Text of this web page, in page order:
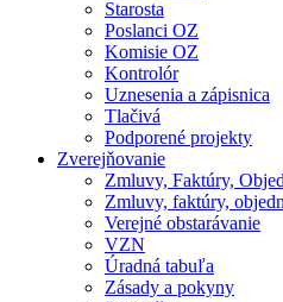
Starosta
Poslanci OZ
Komisie OZ
Kontrolór
Uznesenia a zápisnica
Tlačivá
Podporené projekty
Zverejňovanie
Zmluvy, Faktúry,
Zmluvy, faktúry,
Verejné obstarávanie
VZN
Úradná tabuľa
Zásady a pokyny